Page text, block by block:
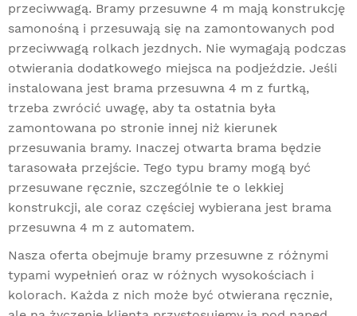
przeciwwagą. Bramy przesuwne 4 m mają konstrukcję
samonośną i przesuwają się na zamontowanych pod
przeciwwagą rolkach jezdnych. Nie wymagają podczas
otwierania dodatkowego miejsca na podjeździe. Jeśli
instalowana jest brama przesuwna 4 m z furtką,
trzeba zwrócić uwagę, aby ta ostatnia była
zamontowana po stronie innej niż kierunek
przesuwania bramy. Inaczej otwarta brama będzie
tarasowała przejście. Tego typu bramy mogą być
przesuwane ręcznie, szczególnie te o lekkiej
konstrukcji, ale coraz częściej wybierana jest brama
przesuwna 4 m z automatem.
Nasza oferta obejmuje bramy przesuwne z różnymi
typami wypełnień oraz w różnych wysokościach i
kolorach. Każda z nich może być otwierana ręcznie,